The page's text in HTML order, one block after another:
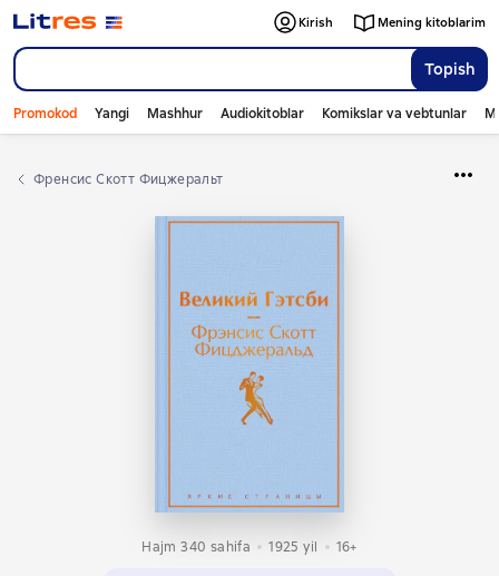
Topish
Kirish Mening kitoblarim
Promokod Yangi Mashhur Audiokitoblar Komikslar va vebtunlar
Френсис Скотт Фицжеральт
Hajm 340 sahifa 1925 yil 16+